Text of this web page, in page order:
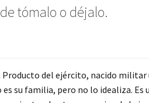
tómalo o déjalo.
Producto del ejército, nacido militar
es su familia, pero no lo idealiza.